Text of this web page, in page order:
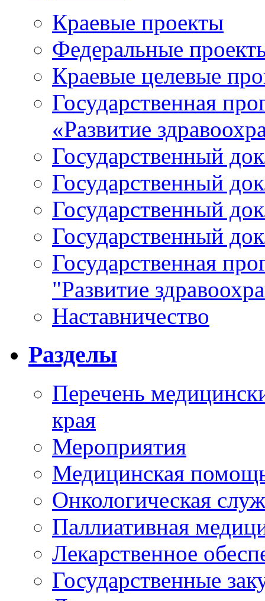
Краевые проекты
Федеральные
Краевые целевые
Государственная
«Развитие
Государственный
Государственный
Государственный
Государственный
Государственная
"Развитие
Наставничество
Разделы
Перечень
края
Мероприятия
Медицинская
Онкологическая
Паллиативная
Лекарственное
Государственные